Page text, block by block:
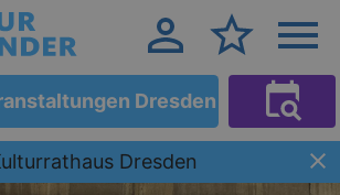
Dresden
Dresden